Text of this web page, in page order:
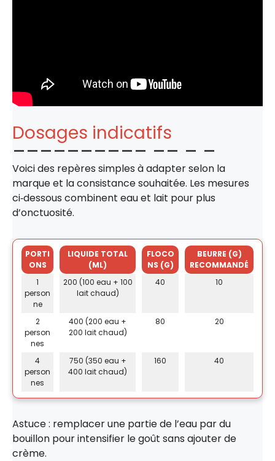
Dosages indicatifs
Voici des repères simples à adapter selon la
marque et la consistance souhaitée. Les mesures
ci‑dessous combinent eau et lait pour plus
d’onctuosité.
PORTI
ONS
LIQUIDE TOTAL
(ML)
FLOCO
NS (G)
BEURRE (G)
RECOMMANDÉ
1
person
ne
200 (100 eau + 100
lait chaud)
40 10
2
person
nes
400 (200 eau +
200 lait chaud)
80 20
4
person
nes
750 (350 eau +
400 lait chaud)
160 40
Astuce : remplacer une partie de l’eau par du
bouillon pour intensifier le goût sans ajouter de
crème.